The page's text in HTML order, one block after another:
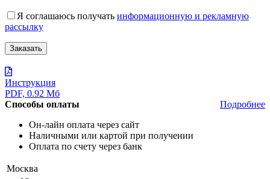
Я соглашаюсь получать информационную и рекламную
рассылку
Инструкция
PDF, 0.92 Мб
Способы оплаты
Подробнее
Он-лайн оплата через сайт
Наличными или картой при получении
Оплата по счету через банк
Москва